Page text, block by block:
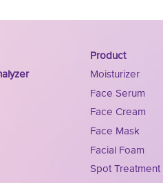
Product
Moisturizer
Face Serum
Face Cream
Face Mask
Facial Foam
Spot Treatment